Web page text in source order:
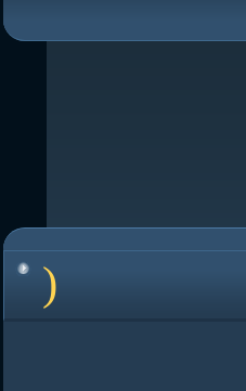
)